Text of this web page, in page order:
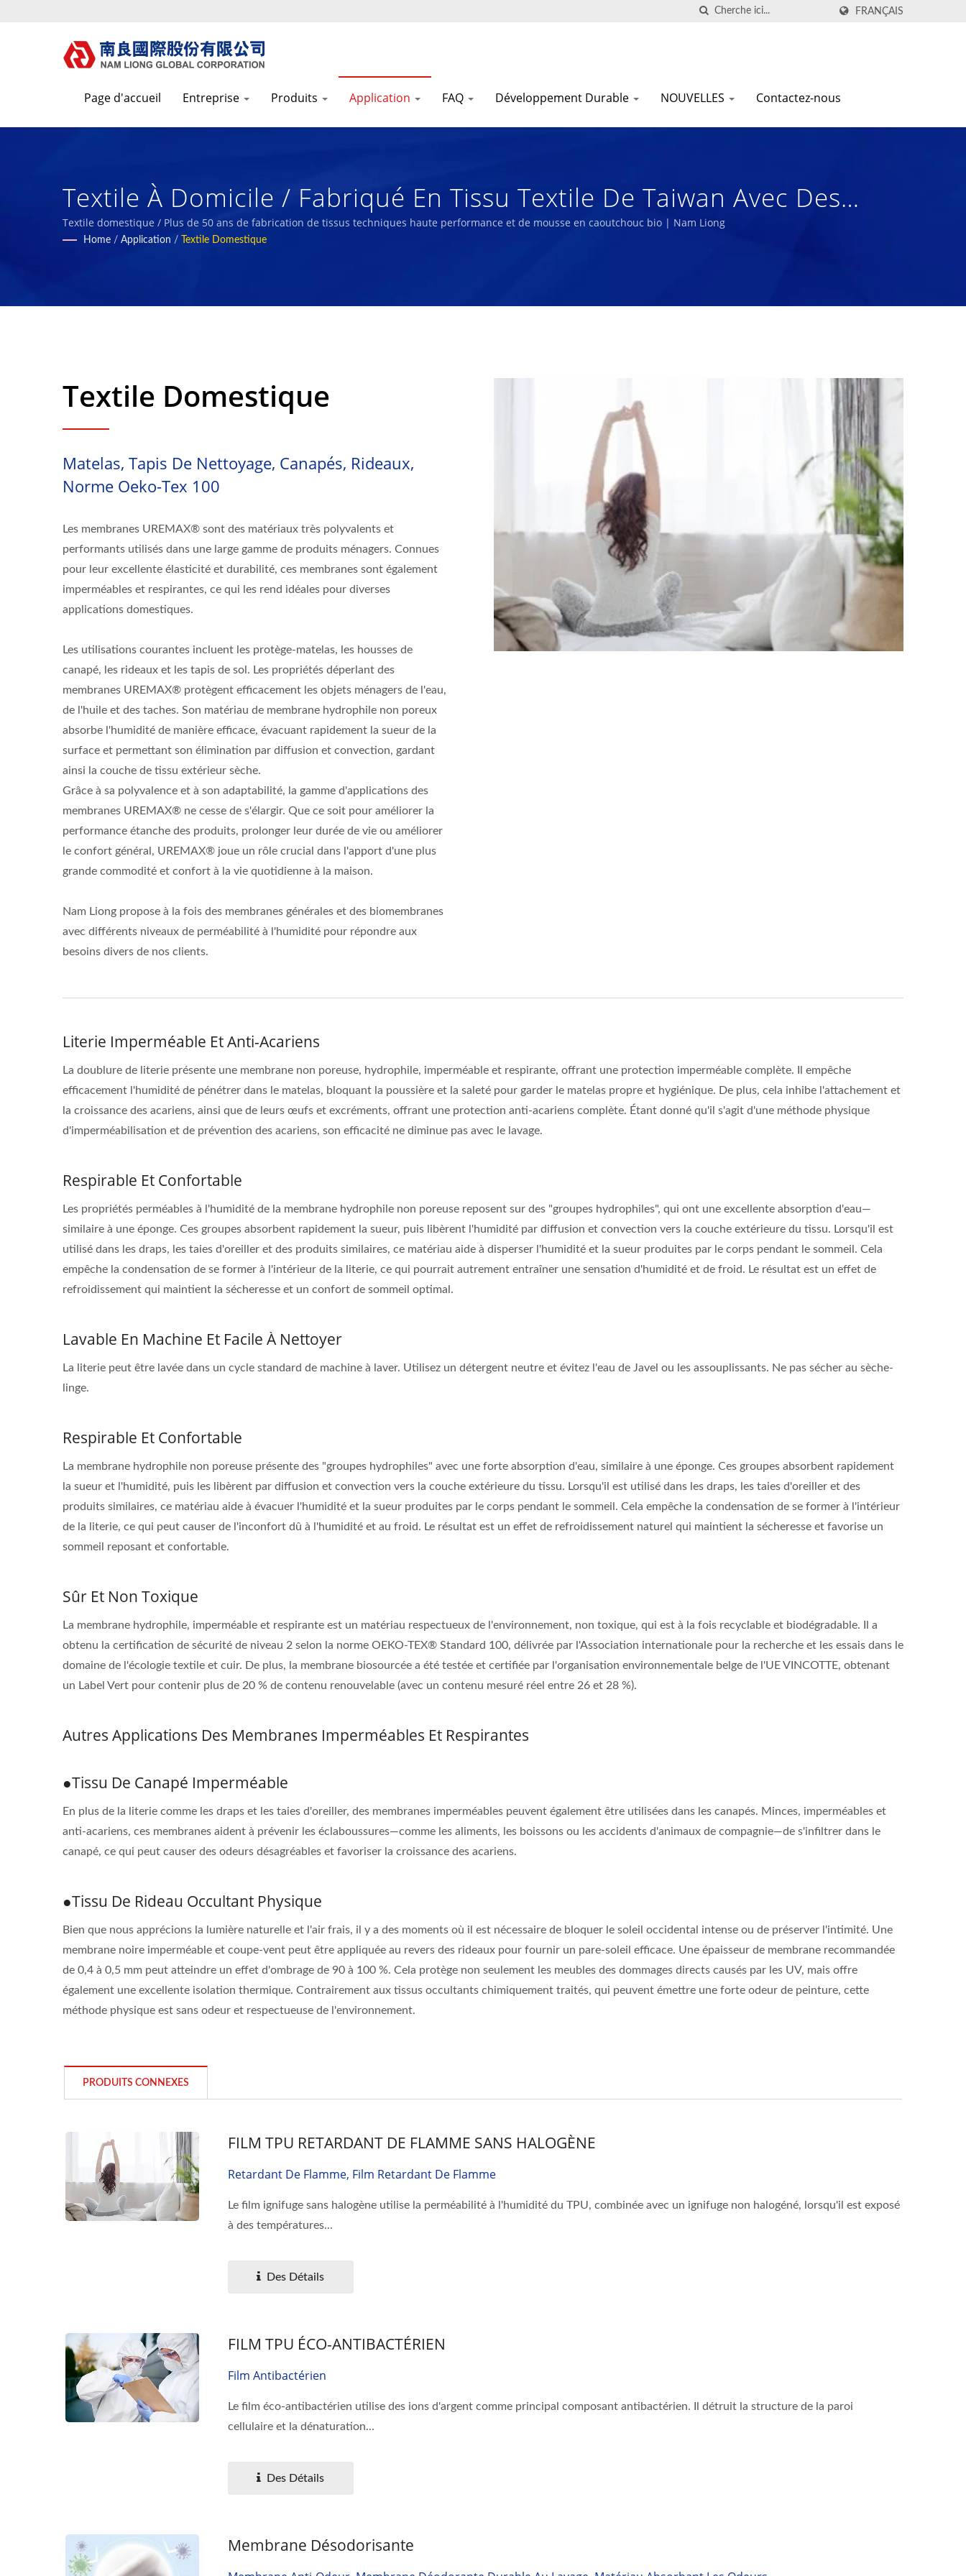
FRANÇAIS
Page d'accueil Entreprise Produits Application FAQ Développement Durable NOUVELLES Contactez-nous
Textile À Domicile / Fabriqué En Tissu Textile De Taiwan Avec Des
Rapports ESG | Nam Liong
Textile domestique / Plus de 50 ans de fabrication de tissus techniques haute performance et de mousse en caoutchouc bio | Nam Liong
Home / Application / Textile Domestique
Textile Domestique
Matelas, Tapis De Nettoyage, Canapés, Rideaux,
Norme Oeko-Tex 100
Les membranes UREMAX® sont des matériaux très polyvalents et
performants utilisés dans une large gamme de produits ménagers. Connues
pour leur excellente élasticité et durabilité, ces membranes sont également
imperméables et respirantes, ce qui les rend idéales pour diverses
applications domestiques.
Les utilisations courantes incluent les protège-matelas, les housses de
canapé, les rideaux et les tapis de sol. Les propriétés déperlant des
membranes UREMAX® protègent efficacement les objets ménagers de l'eau,
de l'huile et des taches. Son matériau de membrane hydrophile non poreux
absorbe l'humidité de manière efficace, évacuant rapidement la sueur de la
surface et permettant son élimination par diffusion et convection, gardant
ainsi la couche de tissu extérieur sèche.
Grâce à sa polyvalence et à son adaptabilité, la gamme d'applications des
membranes UREMAX® ne cesse de s'élargir. Que ce soit pour améliorer la
performance étanche des produits, prolonger leur durée de vie ou améliorer
le confort général, UREMAX® joue un rôle crucial dans l'apport d'une plus
grande commodité et confort à la vie quotidienne à la maison.
Nam Liong propose à la fois des membranes générales et des biomembranes
avec différents niveaux de perméabilité à l'humidité pour répondre aux
besoins divers de nos clients.
Literie Imperméable Et Anti-Acariens
La doublure de literie présente une membrane non poreuse, hydrophile, imperméable et respirante, offrant une protection imperméable complète. Il empêche
efficacement l'humidité de pénétrer dans le matelas, bloquant la poussière et la saleté pour garder le matelas propre et hygiénique. De plus, cela inhibe l'attachement et
la croissance des acariens, ainsi que de leurs œufs et excréments, offrant une protection anti-acariens complète. Étant donné qu'il s'agit d'une méthode physique
d'imperméabilisation et de prévention des acariens, son efficacité ne diminue pas avec le lavage.
Respirable Et Confortable
Les propriétés perméables à l'humidité de la membrane hydrophile non poreuse reposent sur des "groupes hydrophiles", qui ont une excellente absorption d'eau—
similaire à une éponge. Ces groupes absorbent rapidement la sueur, puis libèrent l'humidité par diffusion et convection vers la couche extérieure du tissu. Lorsqu'il est
utilisé dans les draps, les taies d'oreiller et des produits similaires, ce matériau aide à disperser l'humidité et la sueur produites par le corps pendant le sommeil. Cela
empêche la condensation de se former à l'intérieur de la literie, ce qui pourrait autrement entraîner une sensation d'humidité et de froid. Le résultat est un effet de
refroidissement qui maintient la sécheresse et un confort de sommeil optimal.
Lavable En Machine Et Facile À Nettoyer
La literie peut être lavée dans un cycle standard de machine à laver. Utilisez un détergent neutre et évitez l'eau de Javel ou les assouplissants. Ne pas sécher au sèche-
linge.
Respirable Et Confortable
La membrane hydrophile non poreuse présente des "groupes hydrophiles" avec une forte absorption d'eau, similaire à une éponge. Ces groupes absorbent rapidement
la sueur et l'humidité, puis les libèrent par diffusion et convection vers la couche extérieure du tissu. Lorsqu'il est utilisé dans les draps, les taies d'oreiller et des
produits similaires, ce matériau aide à évacuer l'humidité et la sueur produites par le corps pendant le sommeil. Cela empêche la condensation de se former à l'intérieur
de la literie, ce qui peut causer de l'inconfort dû à l'humidité et au froid. Le résultat est un effet de refroidissement naturel qui maintient la sécheresse et favorise un
sommeil reposant et confortable.
Sûr Et Non Toxique
La membrane hydrophile, imperméable et respirante est un matériau respectueux de l'environnement, non toxique, qui est à la fois recyclable et biodégradable. Il a
obtenu la certification de sécurité de niveau 2 selon la norme OEKO-TEX® Standard 100, délivrée par l'Association internationale pour la recherche et les essais dans le
domaine de l'écologie textile et cuir. De plus, la membrane biosourcée a été testée et certifiée par l'organisation environnementale belge de l'UE VINCOTTE, obtenant
un Label Vert pour contenir plus de 20 % de contenu renouvelable (avec un contenu mesuré réel entre 26 et 28 %).
Autres Applications Des Membranes Imperméables Et Respirantes
●Tissu De Canapé Imperméable
En plus de la literie comme les draps et les taies d'oreiller, des membranes imperméables peuvent également être utilisées dans les canapés. Minces, imperméables et
anti-acariens, ces membranes aident à prévenir les éclaboussures—comme les aliments, les boissons ou les accidents d'animaux de compagnie—de s'infiltrer dans le
canapé, ce qui peut causer des odeurs désagréables et favoriser la croissance des acariens.
●Tissu De Rideau Occultant Physique
Bien que nous apprécions la lumière naturelle et l'air frais, il y a des moments où il est nécessaire de bloquer le soleil occidental intense ou de préserver l'intimité. Une
membrane noire imperméable et coupe-vent peut être appliquée au revers des rideaux pour fournir un pare-soleil efficace. Une épaisseur de membrane recommandée
de 0,4 à 0,5 mm peut atteindre un effet d'ombrage de 90 à 100 %. Cela protège non seulement les meubles des dommages directs causés par les UV, mais offre
également une excellente isolation thermique. Contrairement aux tissus occultants chimiquement traités, qui peuvent émettre une forte odeur de peinture, cette
méthode physique est sans odeur et respectueuse de l'environnement.
PRODUITS CONNEXES
FILM TPU RETARDANT DE FLAMME SANS HALOGÈNE
Retardant De Flamme, Film Retardant De Flamme
Le film ignifuge sans halogène utilise la perméabilité à l'humidité du TPU, combinée avec un ignifuge non halogéné, lorsqu'il est exposé
à des températures...
Des Détails
FILM TPU ÉCO-ANTIBACTÉRIEN
Film Antibactérien
Le film éco-antibactérien utilise des ions d'argent comme principal composant antibactérien. Il détruit la structure de la paroi
cellulaire et la dénaturation...
Des Détails
Membrane Désodorisante